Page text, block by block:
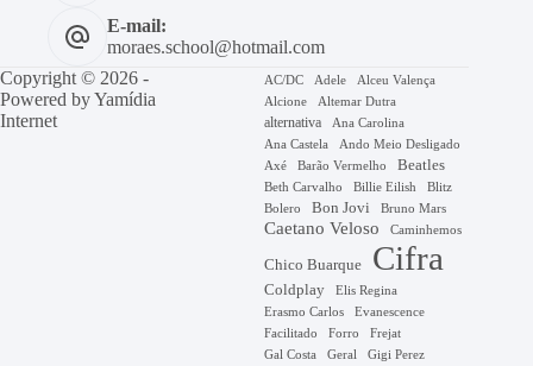
E-mail:
moraes.school@hotmail.com
Copyright © 2026 -
Powered byYamídia
Internet
AC/DC Adele
Alceu Valença
Alcione
Altemar Dutra
alternativa
Ana Carolina
Ana Castela
Ando Meio Desligado
Axé Barão Vermelho Beatles
Beth Carvalho Billie Eilish
Blitz
Bolero
Bon Jovi Bruno Mars
Caetano Veloso Caminhemos
Chico Buarque Cifra
Coldplay
Elis Regina
Erasmo Carlos
Evanescence
Facilitado
Forro Frejat
Gal Costa Geral Gigi Perez